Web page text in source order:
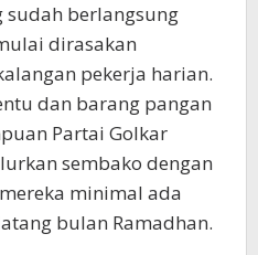
sudah berlangsung
dirasakan
pekerja harian.
dan barang pangan
Partai Golkar
sembako dengan
minimal ada
bulan Ramadhan.